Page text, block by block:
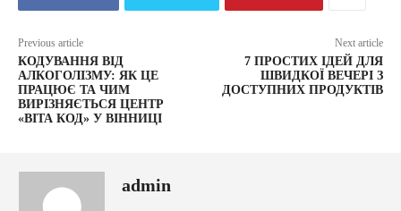
Previous article
КОДУВАННЯ ВІД
АЛКОГОЛІЗМУ: ЯК ЦЕ
ПРАЦЮЄ ТА ЧИМ
ВИРІЗНЯЄТЬСЯ ЦЕНТР
«ВІТА КОД» У ВІННИЦІ
Next article
7 ПРОСТИХ ІДЕЙ ДЛЯ
ШВИДКОЇ ВЕЧЕРІ З
ДОСТУПНИХ ПРОДУКТІВ
admin